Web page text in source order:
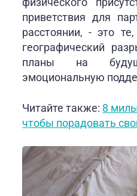
приветствия для
расстоянии, - это
географический
планы на
эмоциональную
Читайте также: 8
чтобы порадовать